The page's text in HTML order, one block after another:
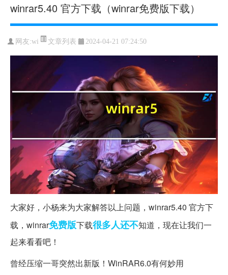
winrar5.40 官方下载（winrar免费版下载）
网友:wi 文章列表 2024-04-21 07:24:50
大家好，小杨来为大家解答以上问题，winrar5.40 官方下
载，winrar免费版下载很多人还不知道，现在让我们一
起来看看吧！
曾经压缩一哥突然出新版！WinRAR6.0有何妙用